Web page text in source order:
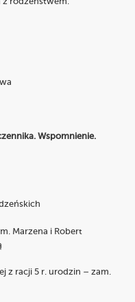
Wspomnienie.
Marzena i Robert
z racji 5 r. urodzin – zam.